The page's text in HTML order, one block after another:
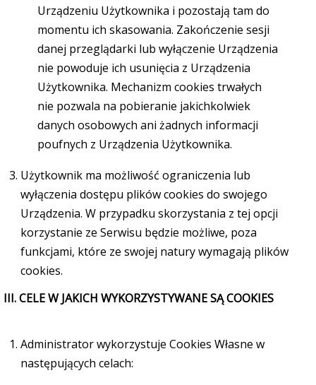
Urządzeniu Użytkownika i pozostają tam do
momentu ich skasowania. Zakończenie sesji
danej przeglądarki lub wyłączenie Urządzenia
nie powoduje ich usunięcia z Urządzenia
Użytkownika. Mechanizm cookies trwałych
nie pozwala na pobieranie jakichkolwiek
danych osobowych ani żadnych informacji
poufnych z Urządzenia Użytkownika.
Użytkownik ma możliwość ograniczenia lub
wyłączenia dostępu plików cookies do swojego
Urządzenia. W przypadku skorzystania z tej opcji
korzystanie ze Serwisu będzie możliwe, poza
funkcjami, które ze swojej natury wymagają plików
cookies.
III. CELE W JAKICH WYKORZYSTYWANE SĄ COOKIES
Administrator wykorzystuje Cookies Własne w
następujących celach: